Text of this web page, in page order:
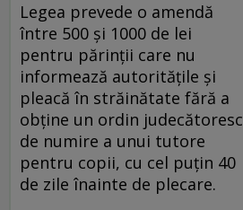
Legea prevede o amendă
între 500 şi 1000 de lei
pentru părinţii care nu
informează autorităţile şi
pleacă în străinătate fără a
obţine un ordin judecătoresc
de numire a unui tutore
pentru copii, cu cel puţin 40
de zile înainte de plecare.